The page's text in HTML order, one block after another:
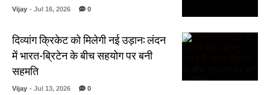
Vijay - Jul 16, 2026 0
दिव्यांग क्रिकेट को मिलेगी नई उड़ान: लंदन
में भारत-ब्रिटेन के बीच सहयोग पर बनी
सहमति
Vijay - Jul 13, 2026 0